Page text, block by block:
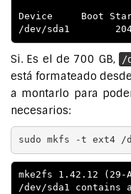
Device     Boot
Si. Es el de 700 GB, /
está formateado
a montarlo para
necesarios:
sudo mkfs -t ext4 /
mke2fs 1.42.12 (29-
/dev/sda1